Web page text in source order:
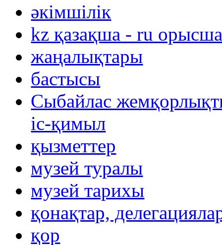
әкімшілік
kz қазақша - ru
жаңалықтары
бастысы
Сыбайлас
іс-қимыл
қызметтер
музей туралы
музей тарихы
қонақтар,
қор